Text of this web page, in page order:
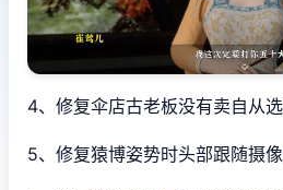
4、修复伞店古老板没有卖自从
5、修复猿博姿势时头部跟随摄